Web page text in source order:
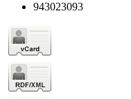
943023093